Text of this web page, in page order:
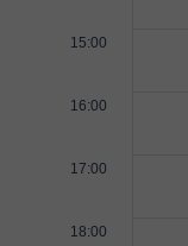
15:00
16:00
17:00
18:00